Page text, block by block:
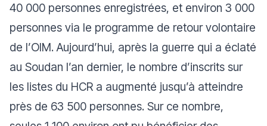
40 000 personnes enregistrées, et environ 3 000
personnes via le programme de retour volontaire
de l’OIM. Aujourd’hui, après la guerre qui a éclaté
au Soudan l’an dernier, le nombre d’inscrits sur
les listes du HCR a augmenté jusqu’à atteindre
près de 63 500 personnes. Sur ce nombre,